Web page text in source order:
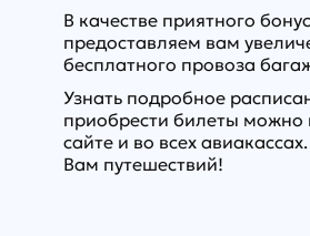
В качестве приятного
предоставляем вам
бесплатного провоза
Узнать подробное
приобрести билеты
сайте и во всех
Вам путешествий!